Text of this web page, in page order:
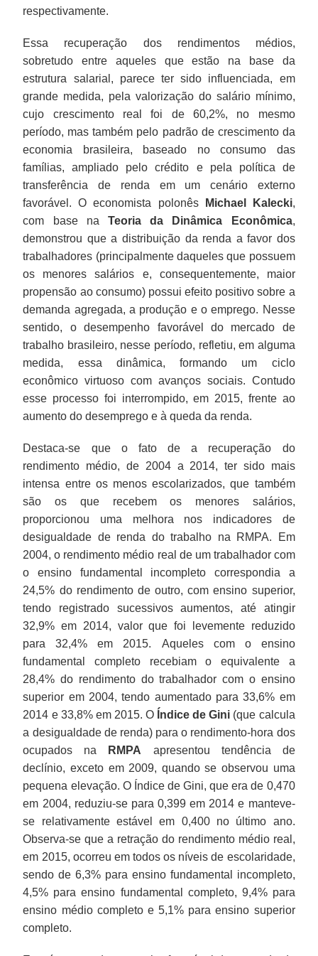
respectivamente.
Essa recuperação dos rendimentos médios,
sobretudo entre aqueles que estão na base da
estrutura salarial, parece ter sido influenciada, em
grande medida, pela valorização do salário mínimo,
cujo crescimento real foi de 60,2%, no mesmo
período, mas também pelo padrão de crescimento da
economia brasileira, baseado no consumo das
famílias, ampliado pelo crédito e pela política de
transferência de renda em um cenário externo
favorável. O economista polonês
Michael Kalecki,
com base na Teoria da Dinâmica Econômica,
demonstrou que a distribuição da renda a favor dos
trabalhadores (principalmente daqueles que possuem
os menores salários e, consequentemente, maior
propensão ao consumo) possui efeito positivo sobre a
demanda agregada, a produção e o emprego. Nesse
sentido, o desempenho favorável do mercado de
trabalho brasileiro, nesse período, refletiu, em alguma
medida, essa dinâmica, formando um ciclo
econômico virtuoso com avanços sociais. Contudo
esse processo foi interrompido, em 2015, frente ao
aumento do desemprego e à queda da renda.
Destaca-se que o fato de a recuperação do
rendimento médio, de 2004 a 2014, ter sido mais
intensa entre os menos escolarizados, que também
são os que recebem os menores salários,
proporcionou uma melhora nos indicadores de
desigualdade de renda do trabalho na RMPA. Em
2004, o rendimento médio real de um trabalhador com
o ensino fundamental incompleto correspondia a
24,5% do rendimento de outro, com ensino superior,
tendo registrado sucessivos aumentos, até atingir
32,9% em 2014, valor que foi levemente reduzido
para 32,4% em 2015. Aqueles com o ensino
fundamental completo recebiam o equivalente a
28,4% do rendimento do trabalhador com o ensino
superior em 2004, tendo aumentado para 33,6% em
2014 e 33,8% em 2015. O Índice de Gini (que calcula
a desigualdade de renda) para o rendimento-hora dos
ocupados na
RMPA apresentou tendência de
declínio, exceto em 2009, quando se observou uma
pequena elevação. O Índice de Gini, que era de 0,470
em 2004, reduziu-se para 0,399 em 2014 e manteve-
se relativamente estável em 0,400 no último ano.
Observa-se que a retração do rendimento médio real,
em 2015, ocorreu em todos os níveis de escolaridade,
sendo de 6,3% para ensino fundamental incompleto,
4,5% para ensino fundamental completo, 9,4% para
ensino médio completo e 5,1% para ensino superior
completo.